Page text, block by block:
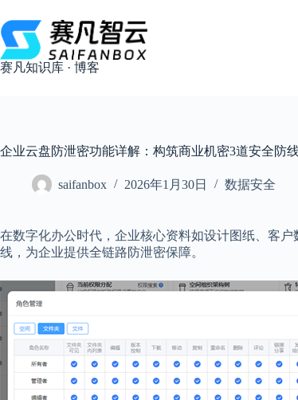
过
内
容
赛凡知识库 · 博客
企业云盘防泄密功能详解：构筑商业机密3道安全防
saifanbox 2026年1月30日 数据安全
在数字化办公时代，企业核心资料如设计图纸、客
线，为企业提供全链路防泄密保障。